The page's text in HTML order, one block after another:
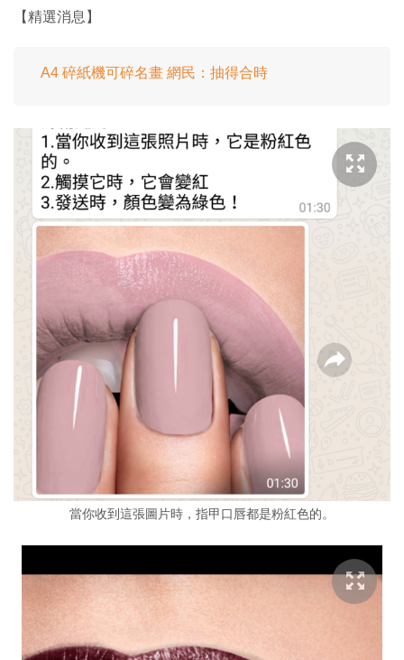
【精選消息】
A4 碎紙機可碎名畫 網民：抽得合時
當你收到這張圖片時，指甲口唇都是粉紅色的。